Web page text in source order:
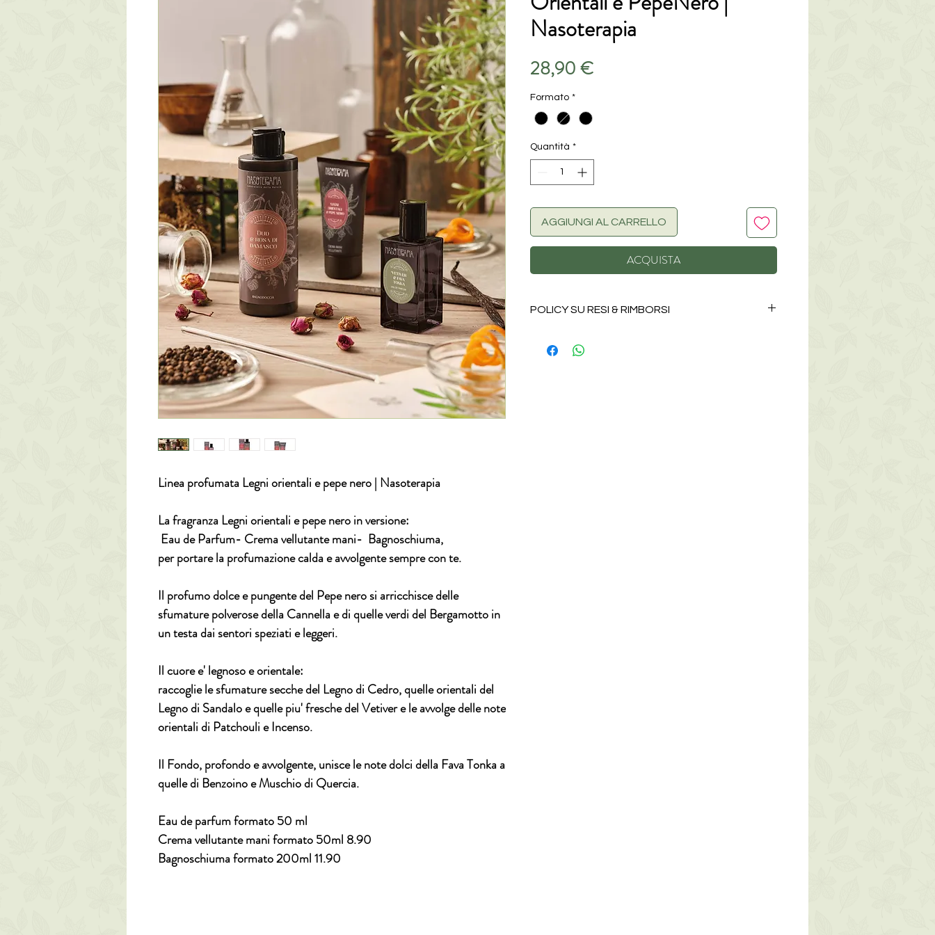
Linea profumataLegni orientali e pepe nero| Nasoterapia
La fragranzaLegni orientali e pepe neroin versione:
Eau de Parfum- Crema vellutante mani- Bagnoschiuma,
per portare la profumazione calda e avvolgente sempre con te.
Il profumo dolce e pungente del Pepe nero si arricchisce delle
sfumature polverose della Cannella e di quelle verdi del Bergamotto in
un testa dai sentori speziati e leggeri.
Il cuore e' legnoso e orientale:
raccoglie le sfumature secche del Legno di Cedro, quelle orientali del
Legno di Sandalo e quelle piu' fresche del Vetiver e le avvolge delle note
orientali di Patchouli e Incenso.
Il Fondo, profondo e avvolgente, unisce le note dolci della Fava Tonka a
quelle di Benzoino e Muschio di Quercia.
Eau de parfum formato 50 ml
Crema vellutante mani formato 50ml 8.90
Bagnoschiuma formato 200ml 11.90
Nasoterapia
28,90 €Prezzo
Formato *
Quantità *
AGGIUNGI AL CARRELLO
ACQUISTA
POLICY SU RESI & RIMBORSI
possibilità di reso.